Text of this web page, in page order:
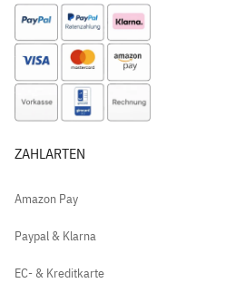
ZAHLARTEN
Amazon Pay
Paypal & Klarna
EC- & Kreditkarte